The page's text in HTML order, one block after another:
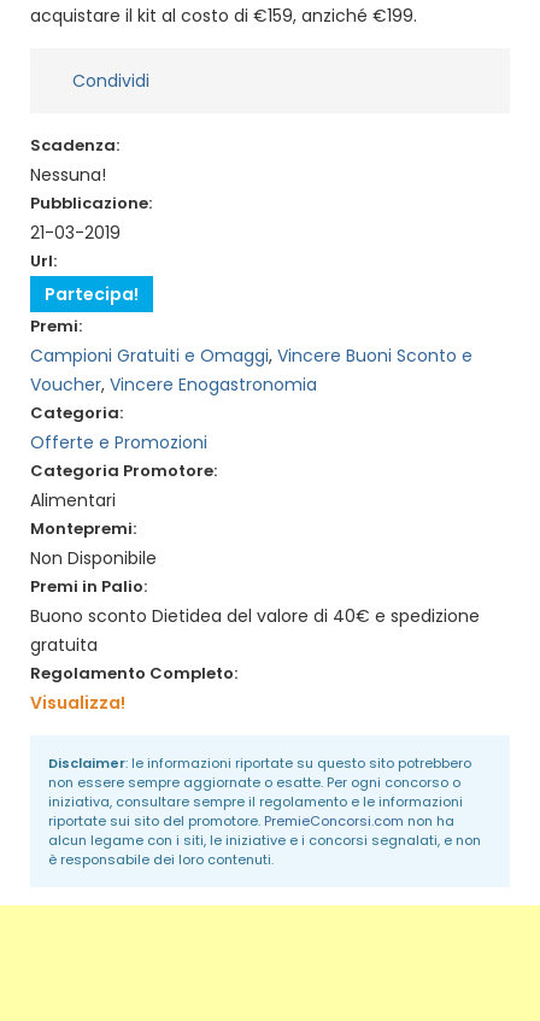
acquistare il kit al costo di €159, anziché €199.
Condividi
Scadenza:
Nessuna!
Pubblicazione:
21-03-2019
Url:
Partecipa!
Premi:
Campioni Gratuiti e Omaggi, Vincere Buoni Sconto e
Voucher, Vincere Enogastronomia
Categoria:
Offerte e Promozioni
Categoria Promotore:
Alimentari
Montepremi:
Non Disponibile
Premi in Palio:
Buono sconto Dietidea del valore di 40€ e spedizione
gratuita
Regolamento Completo:
Visualizza!
Disclaimer: le informazioni riportate su questo sito potrebbero
non essere sempre aggiornate o esatte. Per ogni concorso o
iniziativa, consultare sempre il regolamento e le informazioni
riportate sui sito del promotore. PremieConcorsi.com non ha
alcun legame con i siti, le iniziative e i concorsi segnalati, e non
è responsabile dei loro contenuti.